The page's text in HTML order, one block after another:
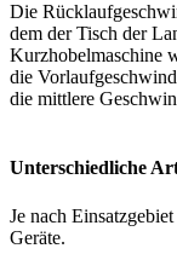
Die
dem der Tisch der
Kurzhobelmaschine
die
die mittlere
Unterschiedliche
Je nach
Geräte.